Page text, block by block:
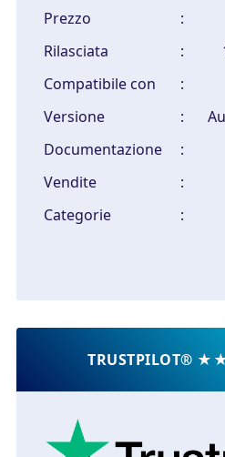
Prezzo
:
Rilasciata
:
Compatibile con
:
Versione
:
Documentazione
:
Vendite
:
Categorie
:
TRUSTPILOT®